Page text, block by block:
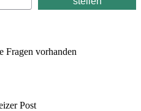
Fragen vorhanden
Post